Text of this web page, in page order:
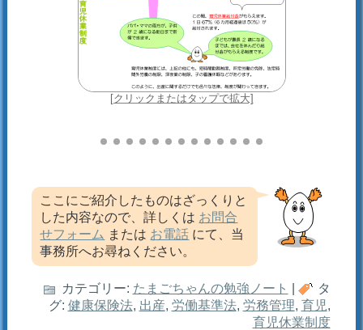
ここにご紹介したものはざっくりと
した内容なので、詳しくは お問合
せフォーム または お電話 にて、当
事務所へお尋ねください。
カテゴリー: たまごちゃんの勉強ノート
タ
グ: 健康保険法, 出産, 労働基準法, 労務管理, 育児,
育児休業制度